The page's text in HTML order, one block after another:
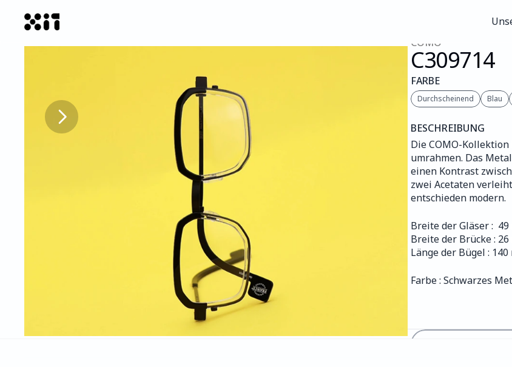
COMO
C309714
FARBE
Durchscheinend Blau
BESCHREIBUNG
Die COMO-
umrahmen. Das
einen Kontrast
zwei Acetaten
entschieden modern.
Breite der Gläser :
Breite der Brücke : 26
Länge der Bügel : 140
Farbe : Schwarzes